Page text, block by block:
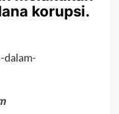
korupsi.